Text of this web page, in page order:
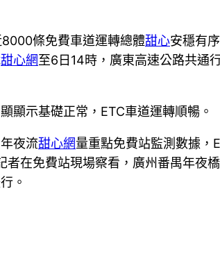
條免費車道運轉總體甜心安穩有
甜心網至6日14時，廣東高速公路共通
顯示基礎正常，ETC車道運轉順暢。
夜流甜心網量重點免費站監測數據，
者在免費站現場察看，廣州番禺年夜
。